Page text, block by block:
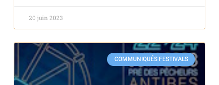
20 juin 2023
COMMUNIQUÉS FESTIVALS